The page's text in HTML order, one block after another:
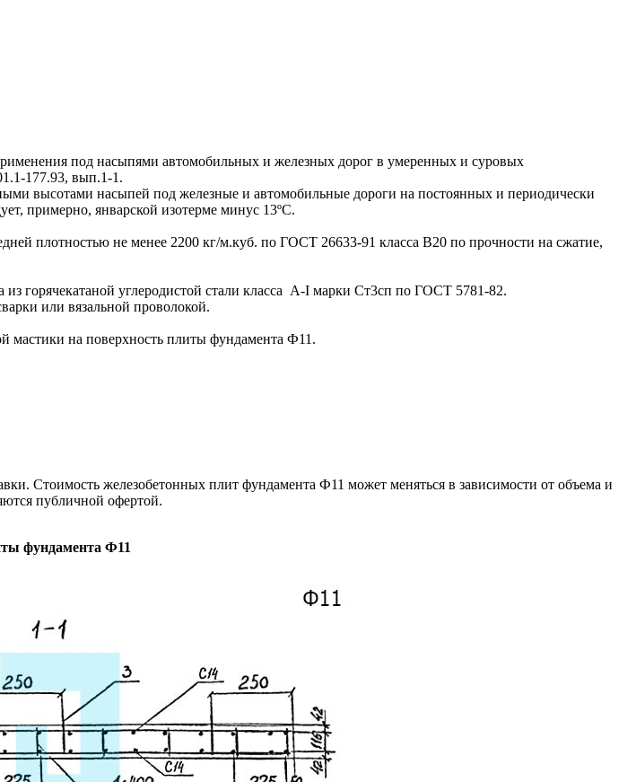
под насыпями автомобильных и железных дорог в умеренных и суровых
177.93, вып.1-1.
высотами насыпей под железные и автомобильные дороги на постоянных и периодически
примерно, январской изотерме минус 13ºС.
плотностью не менее 2200 кг/м.куб. по ГОСТ 26633-91 класса В20 по прочности на сжатие,
горячекатаной углеродистой стали класса A-I марки Ст3сп по ГОСТ 5781-82.
или вязальной проволокой.
мастики на поверхность плиты фундамента Ф11.
Стоимость железобетонных плит фундамента Ф11 может меняться в зависимости от объема и
публичной офертой.
фундамента Ф11